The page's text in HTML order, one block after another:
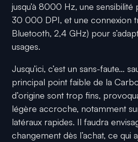
jusqu’à 8000 Hz, une
30 000 DPI, et une connexion
Bluetooth, 2,4 GHz) pour
usages.
Jusqu’ici, c’est un sans-faute…
principal point faible de la
d’origine sont trop fins,
légère accroche, notamment
latéraux rapides. Il faudra
changement dès l’achat, ce qui